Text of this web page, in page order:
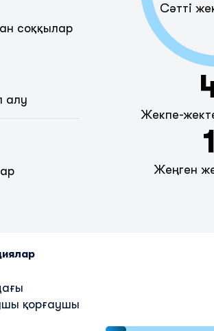
соққылар
алу
Сәтті
Жекпе-
Жеңген
қорғаушы